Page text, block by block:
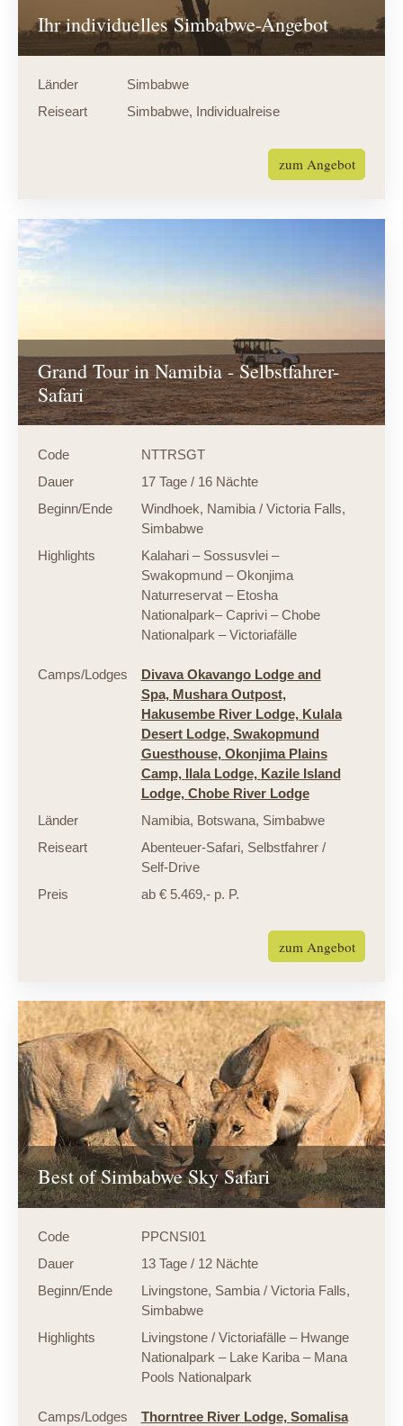
Ihr individuelles Simbabwe-Angebot
Länder
Simbabwe
Reiseart
Simbabwe, Individualreise
zum Angebot
Grand Tour in Namibia - Selbstfahrer-
Safari
Code
NTTRSGT
Dauer
17 Tage / 16 Nächte
Beginn/Ende
Windhoek, Namibia / Victoria Falls,
Simbabwe
Highlights
Kalahari – Sossusvlei –
Swakopmund – Okonjima
Naturreservat – Etosha
Nationalpark– Caprivi – Chobe
Nationalpark – Victoriafälle
Camps/Lodges
Divava Okavango Lodge and
Spa, Mushara Outpost,
Hakusembe River Lodge, Kulala
Desert Lodge, Swakopmund
Guesthouse, Okonjima Plains
Camp, Ilala Lodge, Kazile Island
Lodge, Chobe River Lodge
Länder
Namibia, Botswana, Simbabwe
Reiseart
Abenteuer-Safari, Selbstfahrer /
Self-Drive
Preis
ab € 5.469,- p. P.
zum Angebot
Best of Simbabwe Sky Safari
Code
PPCNSI01
Dauer
13 Tage / 12 Nächte
Beginn/Ende
Livingstone, Sambia / Victoria Falls,
Simbabwe
Highlights
Livingstone / Victoriafälle – Hwange
Nationalpark – Lake Kariba – Mana
Pools Nationalpark
Camps/Lodges Thorntree River Lodge, Somalisa